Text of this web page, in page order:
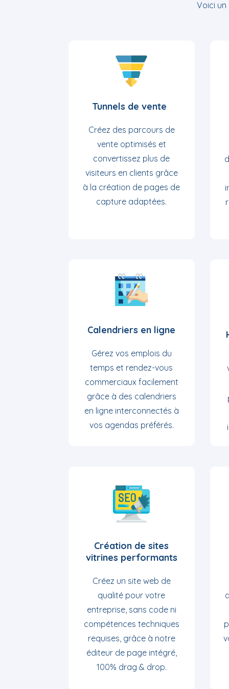
Voici
Tunnels de vente
Créez des parcours de
vente optimisés et
convertissez plus de
visiteurs en clients grâce
à la création de pages de
capture adaptées.
Calendriers en ligne
Gérez vos emplois du
temps et rendez-vous
commerciaux facilement
grâce à des calendriers
en ligne interconnectés à
vos agendas préférés.
Création de sites
vitrines performants
Créez un site web de
qualité pour votre
entreprise, sans code ni
compétences techniques
requises, grâce à notre
éditeur de page intégré,
100% drag & drop.